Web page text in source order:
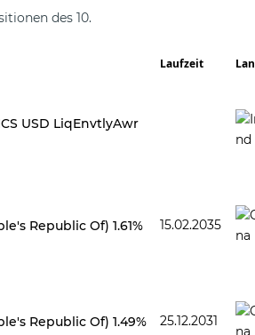
des 10.
Laufzeit
USD LiqEnvtlyAwr
Republic Of) 1.61% 15.02.2035
Republic Of) 1.49% 25.12.2031